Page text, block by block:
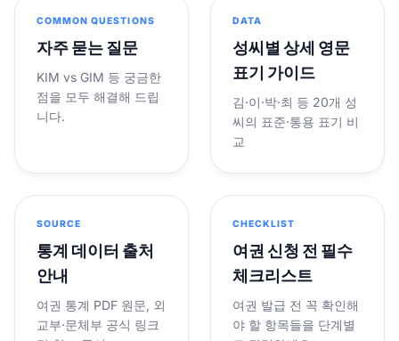
COMMON QUESTIONS
자주 묻는 질문
KIM vs GIM 등 궁금한
점을 모두 해결해 드립
니다.
DATA
성씨별 상세 영문
표기 가이드
김·이·박·최 등 20개 성
씨의 표준·통용 표기 비
교
SOURCE
통계 데이터 출처
안내
여권 통계 PDF 원문, 외
교부·문체부 공식 링크
CHECKLIST
여권 신청 전 필수
체크리스트
여권 발급 전 꼭 확인해
야 할 항목들을 단계별